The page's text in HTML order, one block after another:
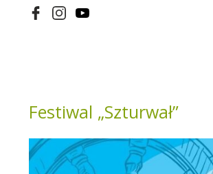
Festiwal „Szturwał”